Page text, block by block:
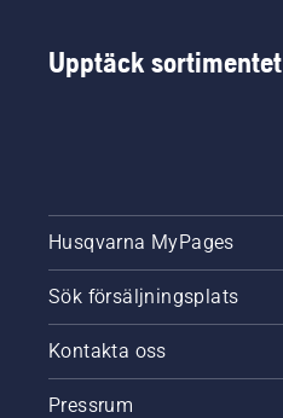
Upptäck sortimentet
Husqvarna MyPages
Sök försäljningsplats
Kontakta oss
Pressrum